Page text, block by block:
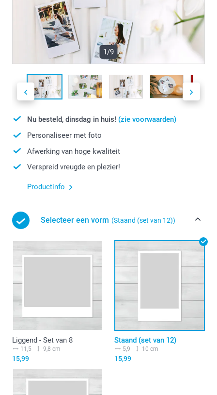
1/9
Nu besteld, dinsdag in huis! (zie voorwaarden)
Personaliseer met foto
Afwerking van hoge kwaliteit
Verspreid vreugde en plezier!
Productinfo
Selecteer een vorm (Staand (set van 12))
Liggend - Set van 8
11,5 9,8 cm
15,99
Staand (set van 12)
5,9 10 cm
15,99